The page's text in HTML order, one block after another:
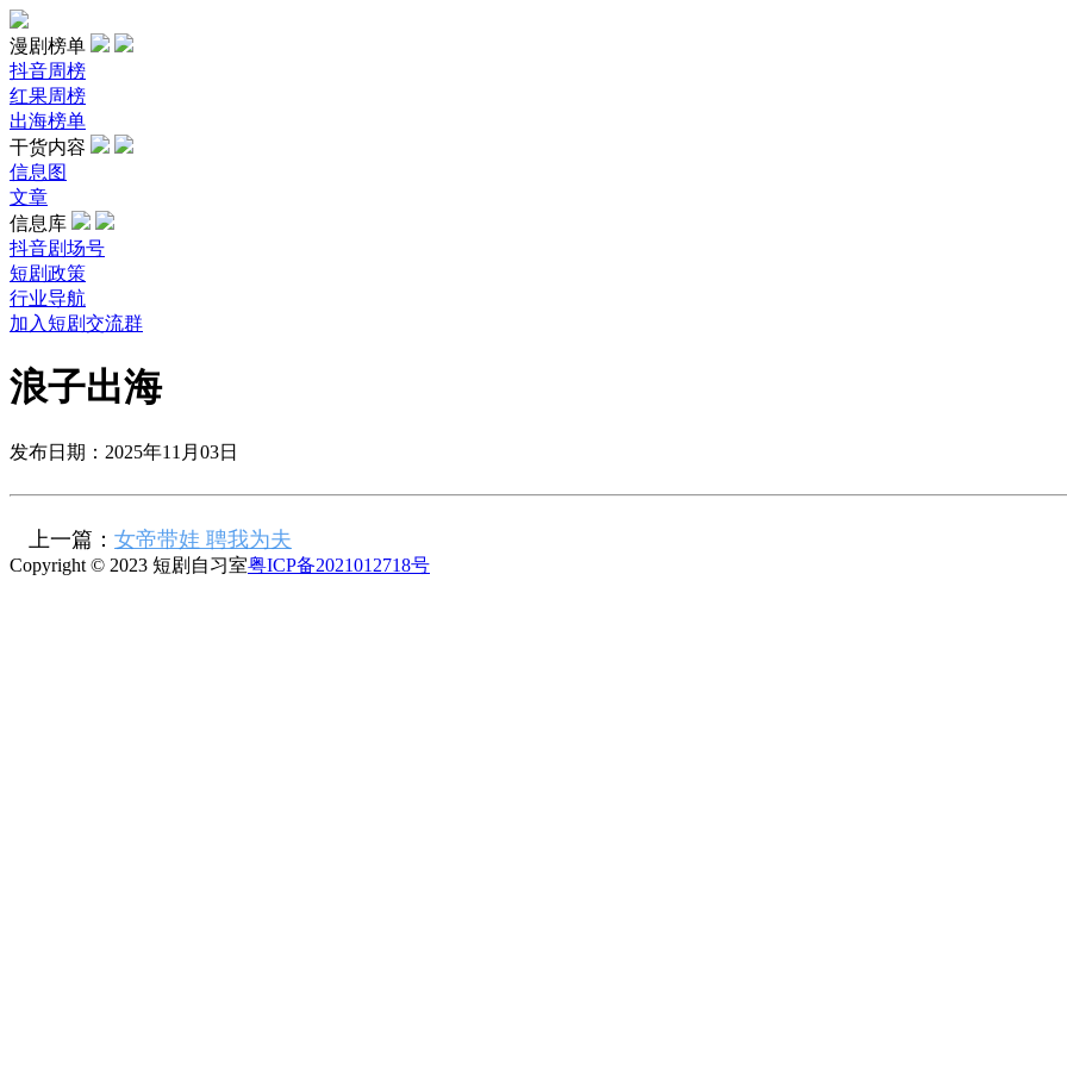
漫剧榜单
抖音周榜
红果周榜
出海榜单
干货内容
信息图
文章
信息库
抖音剧场号
短剧政策
行业导航
加入短剧交流群
浪子出海
发布日期：2025年11月03日
上一篇： 女帝带娃 聘我为夫
Copyright © 2023 短剧自习室粤ICP备2021012718号